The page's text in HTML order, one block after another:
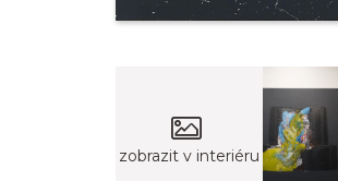
zobrazit v interiéru